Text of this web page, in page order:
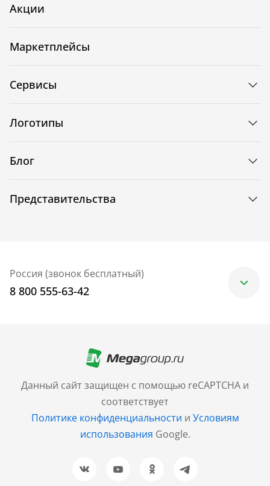
Данный сайт защищен с помощью reCAPTCHA и
соответствует
Политике конфиденциальности и Условиям
использования Google.
Акции
Маркетплейсы
Сервисы
Логотипы
Блог
Представительства
Россия (звонок бесплатный)
8 800 555-63-42
+7 (499) 705-30-10
Санкт-Петербург
+7 (812) 600-77-33
Барнаул
+7 (961) 999-93-93
Новосибирск